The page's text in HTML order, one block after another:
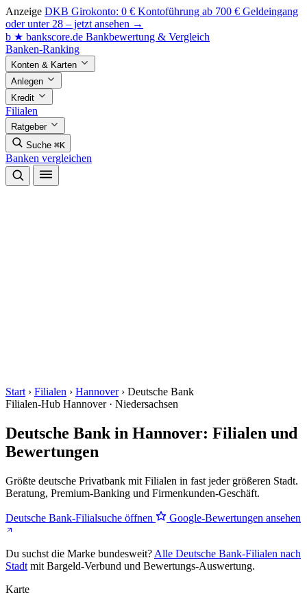
Anzeige DKB Girokonto: 0 € Kontoführung ab 700 € Geldeingang
oder unter 28 – jetzt ansehen →
b ★ bankscore.de Bankbewertung & Vergleich
Banken-Ranking
Konten & Karten
Anlegen
Kredit
Filialen
Ratgeber
Suche ⌘K
Banken vergleichen
Start › Filialen › Hannover › Deutsche Bank
Filialen-Hub Hannover · Niedersachsen
Deutsche Bank in Hannover: Filialen und
Bewertungen
Größte deutsche Privatbank mit Filialen in fast jeder größeren Stadt.
Beratung, Premium-Banking und Firmenkunden-Geschäft.
Deutsche Bank-Filialsuche öffnen Google-Bewertungen ansehen
Du suchst die Marke bundesweit? Alle Deutsche Bank-Filialen nach
Stadt mit Bargeld-Verbund und Bewertungs-Auswertung.
Karte